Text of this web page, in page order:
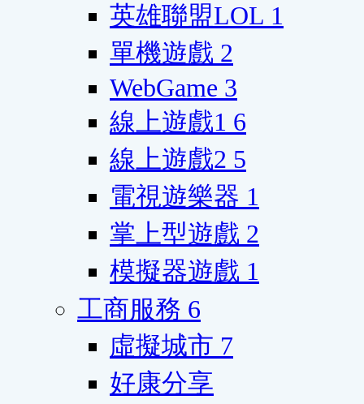
英雄聯盟LOL 1
單機遊戲 2
WebGame 3
線上遊戲1 6
線上遊戲2 5
電視遊樂器 1
掌上型遊戲 2
模擬器遊戲 1
工商服務 6
虛擬城市 7
好康分享